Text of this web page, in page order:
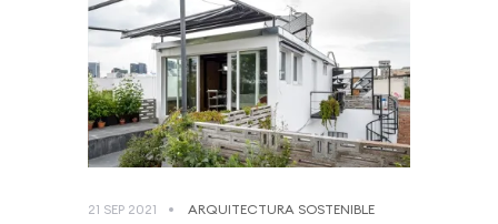
21 SEP 2021 ARQUITECTURA SOSTENIBLE